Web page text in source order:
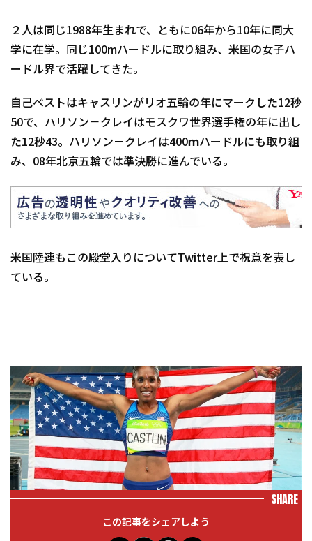
２人は同じ1988年生まれで、ともに06年から10年に同大
学に在学。同じ100mハードルに取り組み、米国の女子ハ
ードル界で活躍してきた。
自己ベストはキャスリンがリオ五輪の年にマークした12秒
50で、ハリソン－クレイはモスクワ世界選手権の年に出し
た12秒43。ハリソン－クレイは400ｍハードルにも取り組
み、08年北京五輪では準決勝に進んでいる。
米国陸連もこの殿堂入りについてTwitter上で祝意を表し
ている。
SHARE
この記事をシェアしよう